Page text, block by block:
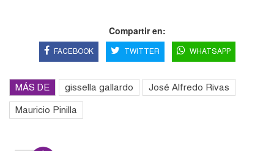
Compartir en:
FACEBOOK TWITTER WHATSAPP
MÁS DE gissella gallardo José Alfredo Rivas
Mauricio Pinilla